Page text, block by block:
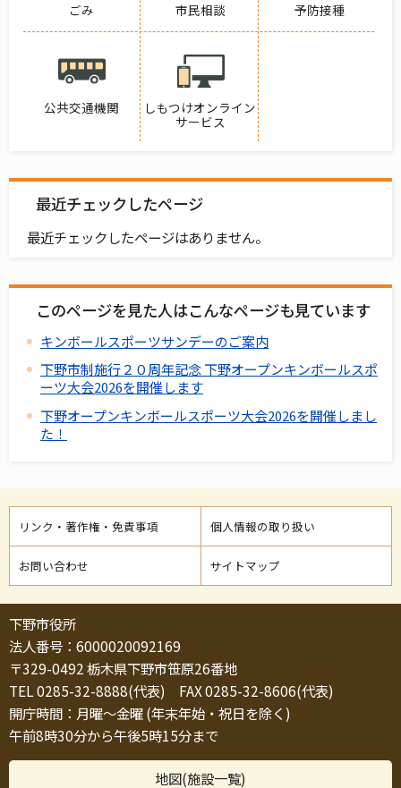
ごみ 市民相談 予防接種
公共交通機関
しもつけオンライン
サービス
最近チェックしたページ
最近チェックしたページはありません。
このページを見た人はこんなページも見ています
キンボールスポーツサンデーのご案内
下野市制施行２０周年記念 下野オープンキンボールスポ
ーツ大会2026を開催します
下野オープンキンボールスポーツ大会2026を開催しまし
た！
リンク・著作権・免責事項 個人情報の取り扱い
お問い合わせ サイトマップ
下野市役所
法人番号：6000020092169
〒329-0492 栃木県下野市笹原26番地
TEL 0285-32-8888(代表) FAX 0285-32-8606(代表)
開庁時間：月曜～金曜 (年末年始・祝日を除く)
午前8時30分から午後5時15分まで
地図(施設一覧)